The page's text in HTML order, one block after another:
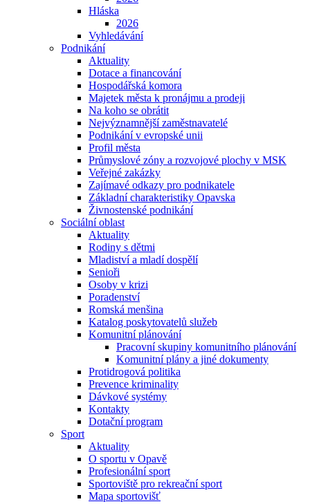
Hláska
2026
Vyhledávání
Podnikání
Aktuality
Dotace a financování
Hospodářská komora
Majetek města k pronájmu a prodeji
Na koho se obrátit
Nejvýznamnější zaměstnavatelé
Podnikání v evropské unii
Profil města
Průmyslové zóny a rozvojové plochy v MSK
Veřejné zakázky
Zajímavé odkazy pro podnikatele
Základní charakteristiky Opavska
Živnostenské podnikání
Sociální oblast
Aktuality
Rodiny s dětmi
Mladiství a mladí dospělí
Senioři
Osoby v krizi
Poradenství
Romská menšina
Katalog poskytovatelů služeb
Komunitní plánování
Pracovní skupiny komunitního plánování
Komunitní plány a jiné dokumenty
Protidrogová politika
Prevence kriminality
Dávkové systémy
Kontakty
Dotační program
Sport
Aktuality
O sportu v Opavě
Profesionální sport
Sportoviště pro rekreační sport
Mapa sportovišť